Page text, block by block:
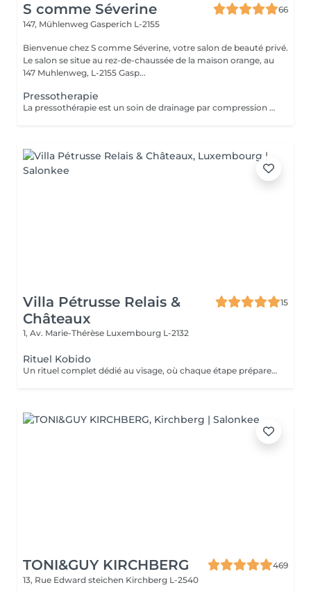
S comme Séverine
66
147, Mühlenweg Gasperich L-2155
Bienvenue chez S comme Séverine, votre salon de beauté privé.
Le salon se situe au rez-de-chaussée de la maison orange, au
147 Muhlenweg, L-2155 Gasp...
Pressotherapie
La pressothérapie est un soin de drainage par compression douce qui stimule la circulation et favorise l'élimination des toxines. Elle procure une agréable sensation de légèreté, aide à soulager les jambes lourdes et offre un véritable moment de détente. À découvrir ponctuellement pour une pause bien-être ou en cure pour des résultats optimisés. Elle s'associe parfaitement à un soin du visage, un Lash Lift ou toute autre prestation.
Villa Pétrusse Relais &
Châteaux
15
1, Av. Marie-Thérèse Luxembourg L-2132
Rituel Kobido
Un rituel complet dédié au visage, où chaque étape prépare la suivante. Nettoyage en douceur, masque actif, puis le massage lift japonais ancestral aux mouvements précis et enveloppants, qui sculpte les traits, redessine l'ovale et relance la micro-circulation. Un art du geste transmis depuis des générations, pour un teint repulpé et un visage visiblement retendu dès la première séance.
TONI&GUY KIRCHBERG
469
13, Rue Edward steichen Kirchberg L-2540